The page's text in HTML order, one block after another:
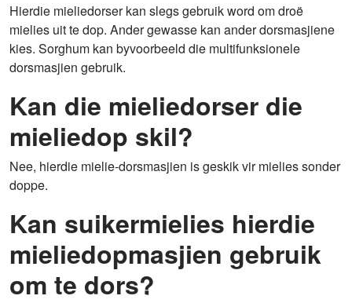
Hierdie mieliedorser kan slegs gebruik word om droë
mielies uit te dop. Ander gewasse kan ander dorsmasjiene
kies. Sorghum kan byvoorbeeld die multifunksionele
dorsmasjien gebruik.
Kan die mieliedorser die
mieliedop skil?
Nee, hierdie mielie-dorsmasjien is geskik vir mielies sonder
doppe.
Kan suikermielies hierdie
mieliedopmasjien gebruik
om te dors?